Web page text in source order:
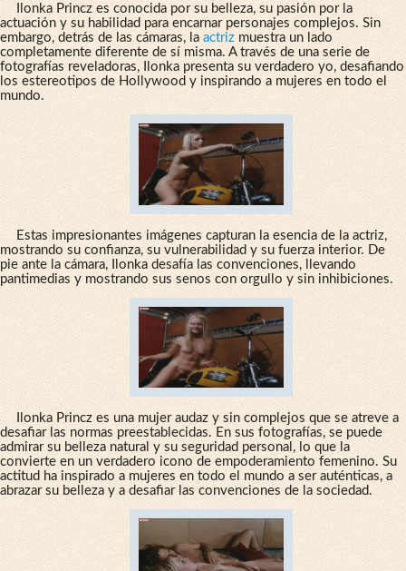
Ilonka Princz es conocida por su belleza, su pasión por la
actuación y su habilidad para encarnar personajes complejos. Sin
embargo, detrás de las cámaras, la actriz muestra un lado
completamente diferente de sí misma. A través de una serie de
fotografías reveladoras, Ilonka presenta su verdadero yo, desafiando
los estereotipos de Hollywood y inspirando a mujeres en todo el
mundo.
Estas impresionantes imágenes capturan la esencia de la actriz,
mostrando su confianza, su vulnerabilidad y su fuerza interior. De
pie ante la cámara, Ilonka desafía las convenciones, llevando
pantimedias y mostrando sus senos con orgullo y sin inhibiciones.
Ilonka Princz es una mujer audaz y sin complejos que se atreve a
desafiar las normas preestablecidas. En sus fotografías, se puede
admirar su belleza natural y su seguridad personal, lo que la
convierte en un verdadero icono de empoderamiento femenino. Su
actitud ha inspirado a mujeres en todo el mundo a ser auténticas, a
abrazar su belleza y a desafiar las convenciones de la sociedad.